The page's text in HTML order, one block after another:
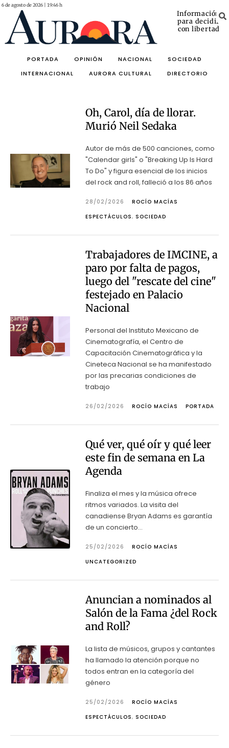
6 de agosto de 2026 | 19:46 h
Información
para decidir
con libertad
PORTADA OPINIÓN NACIONAL
SOCIEDAD
INTERNACIONAL
AURORA CULTURAL DIRECTORIO
Oh, Carol, día de llorar.
Murió Neil Sedaka
Autor de más de 500 canciones, como
"Calendar girls" o "Breaking Up Is Hard
To Do" y figura esencial de los inicios
del rock and roll, falleció a los 86 años
28/02/2026
ROCÍO MACÍAS
ESPECTÁCULOS, SOCIEDAD
Trabajadores de IMCINE, a
paro por falta de pagos,
luego del "rescate del cine"
festejado en Palacio
Nacional
Personal del Instituto Mexicano de
Cinematografía, el Centro de
Capacitación Cinematográfica y la
Cineteca Nacional se ha manifestado
por las precarias condiciones de
trabajo
26/02/2026 ROCÍO MACÍAS PORTADA
Qué ver, qué oír y qué leer
este fin de semana en La
Agenda
Finaliza el mes y la música ofrece
ritmos variados. La visita del
canadiense Bryan Adams es garantía
de un concierto...
25/02/2026
ROCÍO MACÍAS
UNCATEGORIZED
Anuncian a nominados al
Salón de la Fama ¿del Rock
and Roll?
La lista de músicos, grupos y cantantes
ha llamado la atención porque no
todos entran en la categoría del
género
25/02/2026
ROCÍO MACÍAS
ESPECTÁCULOS, SOCIEDAD